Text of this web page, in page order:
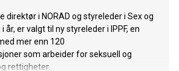
direktør i NORAD og styreleder i Sex og
år, er valgt til ny styreleder i IPPF, en
mer enn 120
som arbeider for seksuell og
rettigheter.